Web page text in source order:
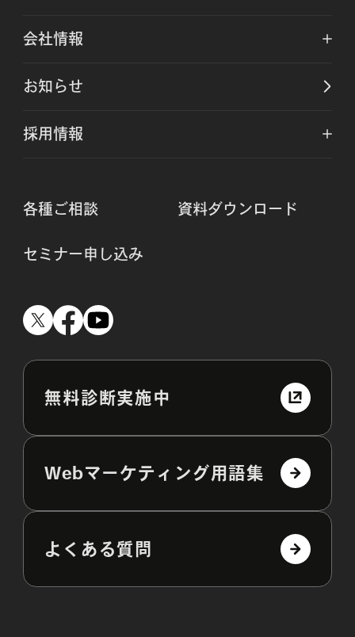
会社情報
お知らせ
採用情報
各種ご相談 資料ダウンロード
セミナー申し込み
無料診断実施中
Webマーケティング用語集
よくある質問